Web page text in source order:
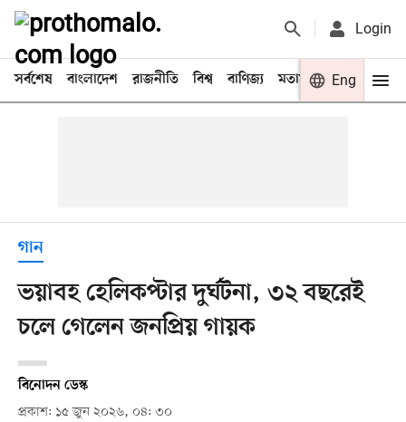
Login
সর্বশেষ বাংলাদেশ রাজনীতি বিশ্ব বাণিজ্য মতামত খেলা
Eng
গান
ভয়াবহ হেলিকপ্টার দুর্ঘটনা, ৩২ বছরেই
চলে গেলেন জনপ্রিয় গায়ক
বিনোদন ডেস্ক
প্রকাশ: ১৫ জুন ২০২৬, ০৪: ৩০